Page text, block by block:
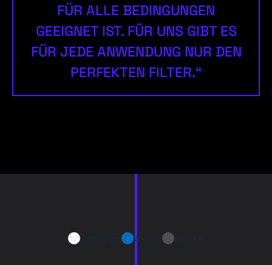
FÜR ALLE BEDINGUNGEN
GEEIGNET IST. FÜR UNS GIBT ES
FÜR JEDE ANWENDUNG NUR DEN
PERFEKTEN FILTER.“
Wasser